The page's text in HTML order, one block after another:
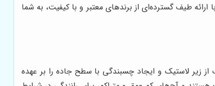
با ارائه طیف گسترده‌ای از برندهای معتبر و با کیفیت، به شما
زیر لاستیک و ایجاد چسبندگی با سطح جاده را بر عهده